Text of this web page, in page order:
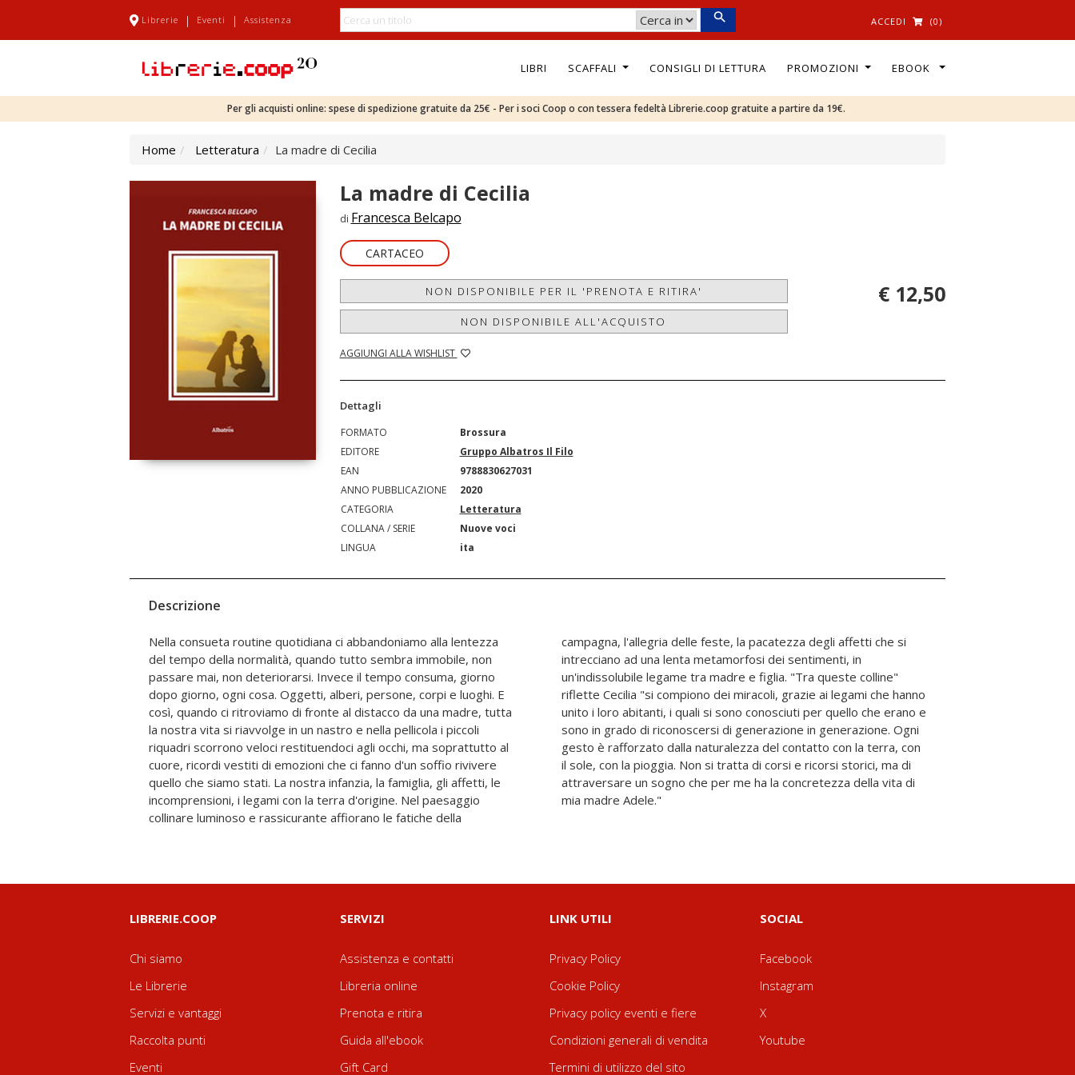
Librerie | Eventi | Assistenza ACCEDI (0)
LIBRI SCAFFALI CONSIGLI DI LETTURA PROMOZIONI EBOOK
Per gli acquisti online: spese di spedizione gratuite da 25€ - Per i soci Coop o con tessera fedeltà Librerie.coop gratuite a partire da 19€.
Home Letteratura La madre di Cecilia
La madre di Cecilia
di Francesca Belcapo
CARTACEO
NON DISPONIBILE PER IL 'PRENOTA E RITIRA'
NON DISPONIBILE ALL'ACQUISTO
AGGIUNGI ALLA WISHLIST
€ 12,50
Dettagli
FORMATO
Brossura
EDITORE
Gruppo Albatros Il Filo
EAN
9788830627031
ANNO PUBBLICAZIONE
2020
CATEGORIA
Letteratura
COLLANA / SERIE
Nuove voci
LINGUA
ita
Descrizione
Nella consueta routine quotidiana ci abbandoniamo alla lentezza
del tempo della normalità, quando tutto sembra immobile, non
passare mai, non deteriorarsi. Invece il tempo consuma, giorno
dopo giorno, ogni cosa. Oggetti, alberi, persone, corpi e luoghi. E
così, quando ci ritroviamo di fronte al distacco da una madre, tutta
la nostra vita si riavvolge in un nastro e nella pellicola i piccoli
riquadri scorrono veloci restituendoci agli occhi, ma soprattutto al
cuore, ricordi vestiti di emozioni che ci fanno d'un soffio rivivere
quello che siamo stati. La nostra infanzia, la famiglia, gli affetti, le
incomprensioni, i legami con la terra d'origine. Nel paesaggio
collinare luminoso e rassicurante affiorano le fatiche della
campagna, l'allegria delle feste, la pacatezza degli affetti che si
intrecciano ad una lenta metamorfosi dei sentimenti, in
un'indissolubile legame tra madre e figlia. "Tra queste colline"
riflette Cecilia "si compiono dei miracoli, grazie ai legami che hanno
unito i loro abitanti, i quali si sono conosciuti per quello che erano e
sono in grado di riconoscersi di generazione in generazione. Ogni
gesto è rafforzato dalla naturalezza del contatto con la terra, con
il sole, con la pioggia. Non si tratta di corsi e ricorsi storici, ma di
attraversare un sogno che per me ha la concretezza della vita di
mia madre Adele."
LIBRERIE.COOP
Chi siamo
Le Librerie
Servizi e vantaggi
Raccolta punti
Eventi
SERVIZI
Assistenza e contatti
Libreria online
Prenota e ritira
Guida all'ebook
Gift Card
LINK UTILI
Privacy Policy
Cookie Policy
Privacy policy eventi e fiere
Condizioni generali di vendita
Termini di utilizzo del sito
SOCIAL
Facebook
Instagram
X
Youtube